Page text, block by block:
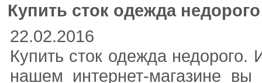
Купить сток одежда недорого
22.02.2016
Купить сток одежда
нашем интернет-магазине